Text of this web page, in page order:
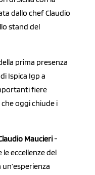
dallo chef Claudio
stand del
prima presenza
Ispica Igp a
fiere
oggi chiude i
Maucieri-
eccellenze del